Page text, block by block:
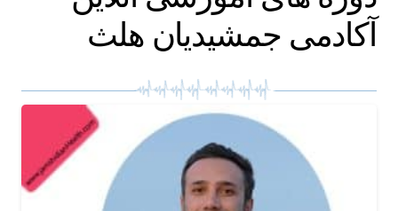
آکادمی جمشیدیان هلث